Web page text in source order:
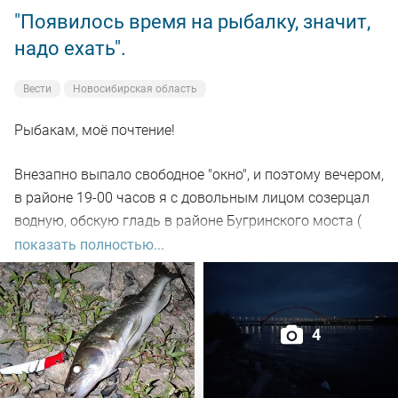
"Появилось время на рыбалку, значит,
надо ехать".
Вести Новосибирская область
Рыбакам, моё почтение!
Внезапно выпало свободное "окно", и поэтому вечером,
в районе 19-00 часов я с довольным лицом созерцал
водную, обскую гладь в районе Бугринского моста (
правый берег).
Отдыхающего люда просто тьма, и на берегу ,и на
воде. Сапы, катера, гидроциклы всяких мастей
поднимали нехилую волну до самой темноты.
По сути: рыбалил только на спиннинг, помощниками
показать полностью...
4